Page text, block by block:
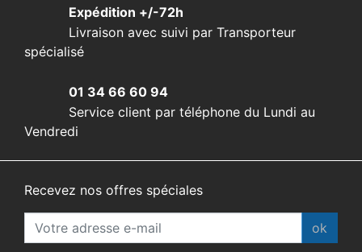
Expédition +/-72h
Livraison avec suivi par Transporteur
spécialisé
01 34 66 60 94
Service client par téléphone du Lundi au
Vendredi
Recevez nos offres spéciales
ok